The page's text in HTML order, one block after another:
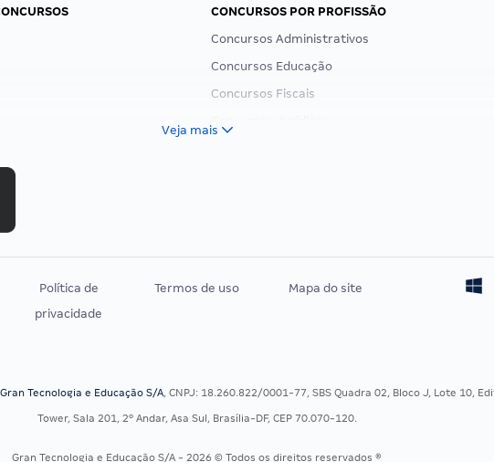
CONCURSOS POR PROFISSÃO
Concursos Administrativos
Concursos Educação
Concursos Fiscais
Residência Multiprofissional
Veja mais
Política de
privacidade
Termos de uso Mapa do site
Gran Tecnologia e Educação S/A, CNPJ: 18.260.822/0001-77, SBS Quadra 02, Bloco J, Lote 10,
Tower, Sala 201, 2º Andar, Asa Sul, Brasília-DF, CEP 70.070-120.
Gran Tecnologia e Educação S/A - 2026 © Todos os direitos reservados ®